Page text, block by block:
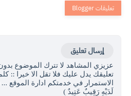
إرسال تعليق
عزيزي المشاهد لا تترك الموضوع
تعليقك يدل عليك فلا تقل الا خيرا ::
الاستمرار في خدمتكم ادارة الموقع
لَدَيْهِ رَقِيبٌ عَتِيدٌ )